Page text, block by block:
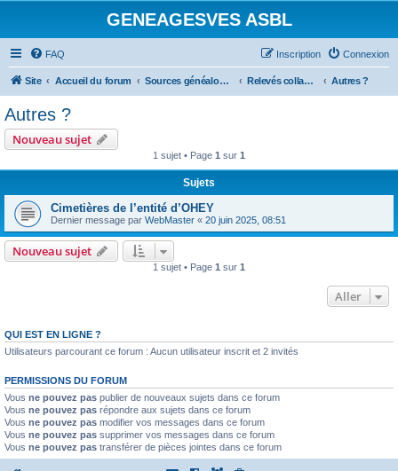
GENEAGESVES ASBL
FAQ Connexion
Inscription
Site Accueil du forum Sources généalogiques Relevés collaboratifs Autres ?
Autres ?
Nouveau sujet
1 sujet • Page 1 sur 1
Sujets
Cimetières de l’entité d’OHEY
Dernier message par WebMaster « 20 juin 2025, 08:51
Nouveau sujet
1 sujet • Page 1 sur 1
Aller
QUI EST EN LIGNE ?
Utilisateurs parcourant ce forum : Aucun utilisateur inscrit et 2 invités
PERMISSIONS DU FORUM
Vous ne pouvez pas publier de nouveaux sujets dans ce forum
Vous ne pouvez pas répondre aux sujets dans ce forum
Vous ne pouvez pas modifier vos messages dans ce forum
Vous ne pouvez pas supprimer vos messages dans ce forum
Vous ne pouvez pas transférer de pièces jointes dans ce forum